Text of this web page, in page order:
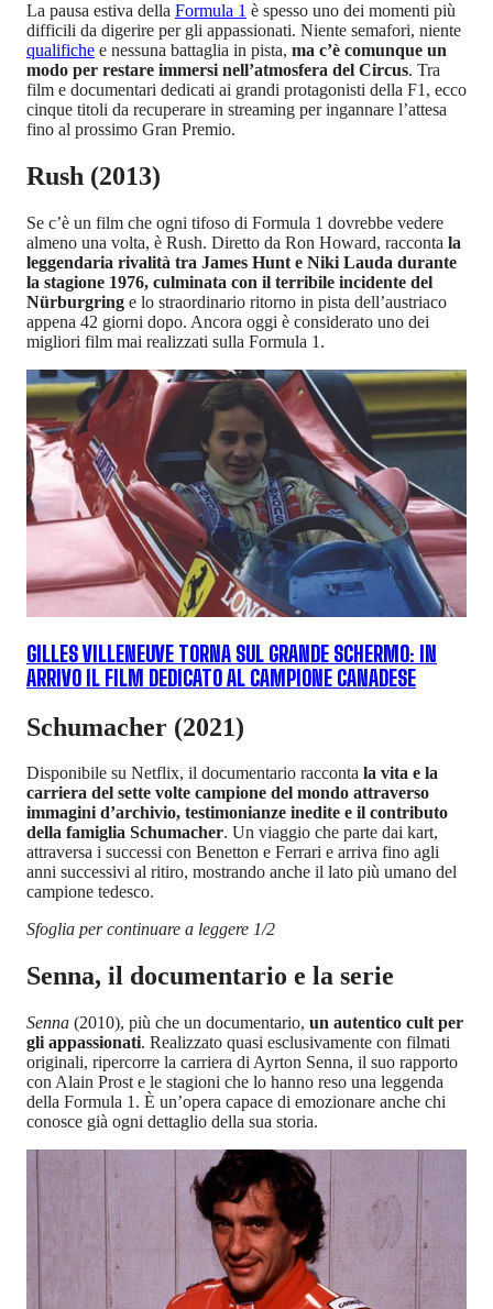
La pausa estiva della Formula 1 è spesso uno dei momenti più
difficili da digerire per gli appassionati. Niente semafori, niente
qualifiche e nessuna battaglia in pista, ma c’è comunque un
modo per restare immersi nell’atmosfera del Circus. Tra
film e documentari dedicati ai grandi protagonisti della F1, ecco
cinque titoli da recuperare in streaming per ingannare l’attesa
fino al prossimo Gran Premio.
Rush (2013)
Se c’è un film che ogni tifoso di Formula 1 dovrebbe vedere
almeno una volta, è Rush. Diretto da Ron Howard, racconta la
leggendaria rivalità tra James Hunt e Niki Lauda durante
la stagione 1976, culminata con il terribile incidente del
Nürburgring e lo straordinario ritorno in pista dell’austriaco
appena 42 giorni dopo. Ancora oggi è considerato uno dei
migliori film mai realizzati sulla Formula 1.
GILLES VILLENEUVE TORNA SUL GRANDE SCHERMO: IN
ARRIVO IL FILM DEDICATO AL CAMPIONE CANADESE
Schumacher (2021)
Disponibile su Netflix, il documentario racconta la vita e la
carriera del sette volte campione del mondo attraverso
immagini d’archivio, testimonianze inedite e il contributo
della famiglia Schumacher. Un viaggio che parte dai kart,
attraversa i successi con Benetton e Ferrari e arriva fino agli
anni successivi al ritiro, mostrando anche il lato più umano del
campione tedesco.
Sfoglia per continuare a leggere 1/2
Senna, il documentario e la serie
Senna (2010), più che un documentario, un autentico cult per
gli appassionati. Realizzato quasi esclusivamente con filmati
originali, ripercorre la carriera di Ayrton Senna, il suo rapporto
con Alain Prost e le stagioni che lo hanno reso una leggenda
della Formula 1. È un’opera capace di emozionare anche chi
conosce già ogni dettaglio della sua storia.